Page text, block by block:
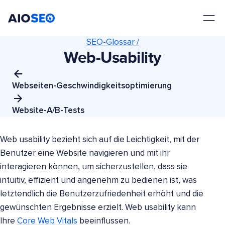
Webseiten-Geschwindigkeitsoptimierung
SEO-Glossar /
Web-Usability
Website-A/B-Tests
Web usability bezieht sich auf die Leichtigkeit, mit der
Benutzer eine Website navigieren und mit ihr
interagieren können, um sicherzustellen, dass sie
intuitiv, effizient und angenehm zu bedienen ist, was
letztendlich die Benutzerzufriedenheit erhöht und die
gewünschten Ergebnisse erzielt. Web usability kann
Ihre Core Web Vitals beeinflussen.